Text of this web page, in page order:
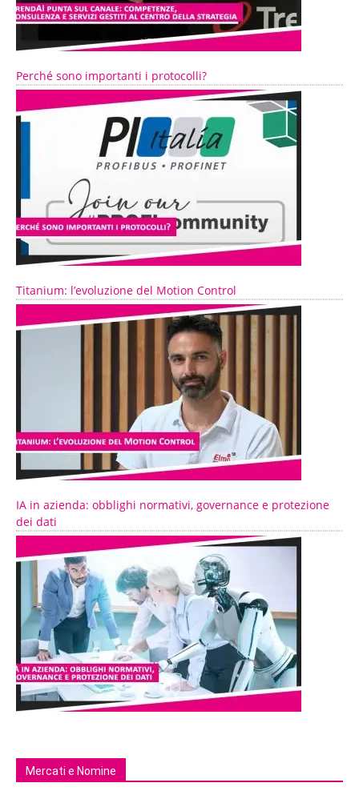
Perché sono importanti i protocolli?
Titanium: l’evoluzione del Motion Control
IA in azienda: obblighi normativi, governance e protezione
dei dati
Mercati e Nomine